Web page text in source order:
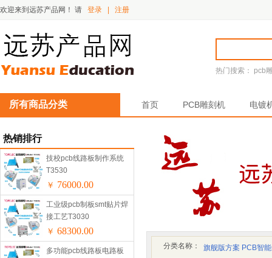
欢迎来到远苏产品网！ 请 登录 注册
热门搜索： pcb
所有商品分类 首页 PCB雕刻机 电镀
热销排行
技校pcb线路板制作系统
T3530
￥ 76000.00
工业级pcb制板smt贴片焊
接工艺T3030
￥ 68300.00
多功能pcb线路板电路板
分类名称： 旗舰版方案 PCB智